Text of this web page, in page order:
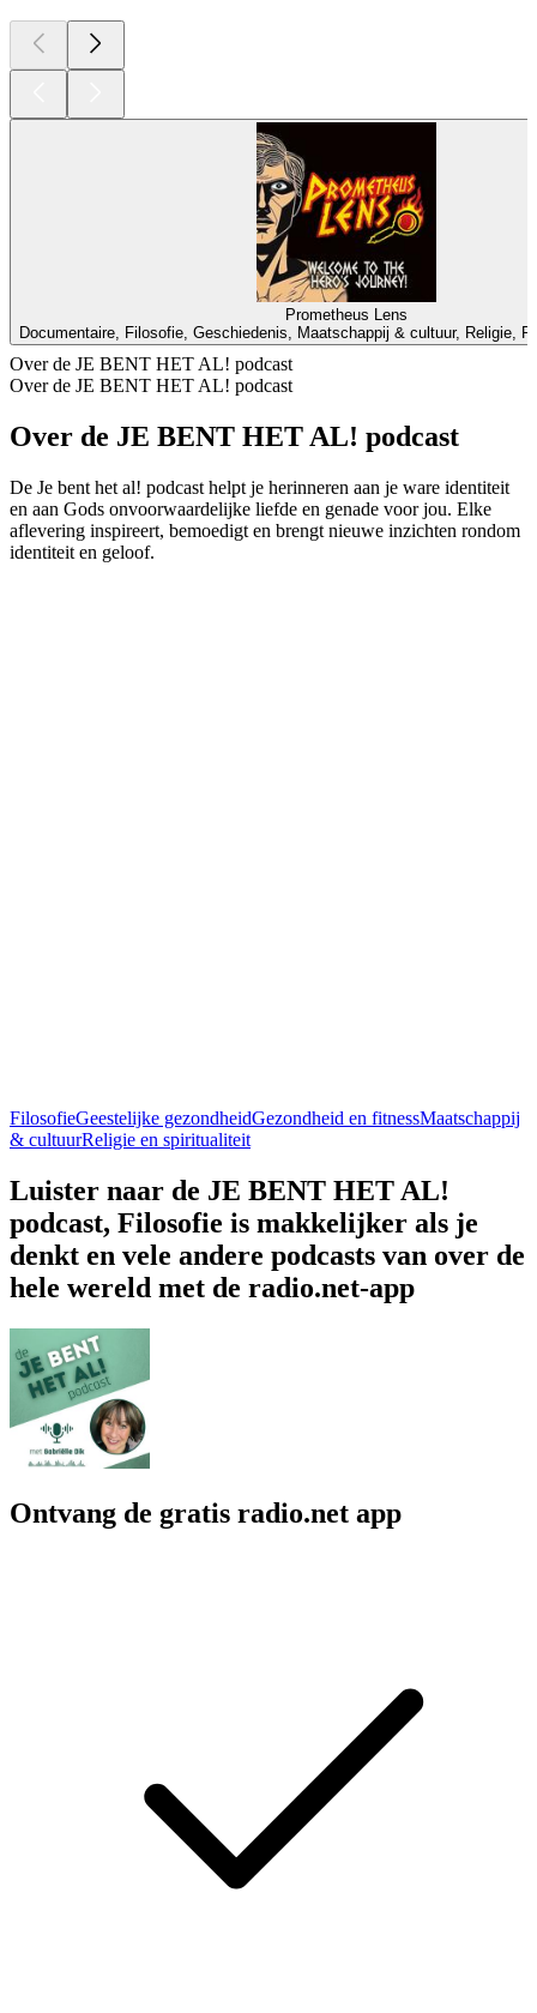
Prometheus Lens
Documentaire, Filosofie, Geschiedenis, Maatschappij & cultuur, Religie,
Over de JE BENT HET AL! podcast
Over de JE BENT HET AL! podcast
Over de JE BENT HET AL! podcast
De Je bent het al! podcast helpt je herinneren aan je ware identiteit
en aan Gods onvoorwaardelijke liefde en genade voor jou. Elke
aflevering inspireert, bemoedigt en brengt nieuwe inzichten rondom
identiteit en geloof.
FilosofieGeestelijke gezondheidGezondheid en fitnessMaatschappij
& cultuurReligie en spiritualiteit
Luister naar de JE BENT HET AL!
podcast, Filosofie is makkelijker als je
denkt en vele andere podcasts van over de
hele wereld met de radio.net-app
Ontvang de gratis radio.net app